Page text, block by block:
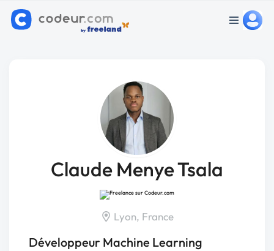
Claude Menye Tsala
Lyon, France
Développeur Machine Learning